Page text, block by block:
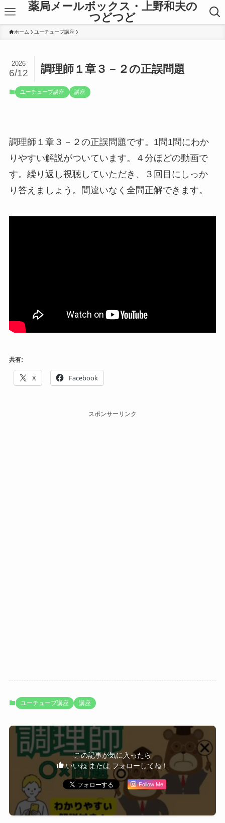
薬局メールボックス・上野和夫の
つどつど
ホーム ユーチューブ講座
調理師１章３－２の正誤問題
2026
6/12
ユーチューブ講座 講座
調理師１章３－２の正誤問題です。1問1問にわか
りやすい解説がついています。４分ほどの動画で
す。繰り返し視聴していただき、３回目にしっか
り答えましょう。間違いなく全問正解できます。
共有:
X Facebook
スポンサーリンク
ユーチューブ講座 講座
この記事が気に入ったら
いいね または フォローしてね！
Follow Me